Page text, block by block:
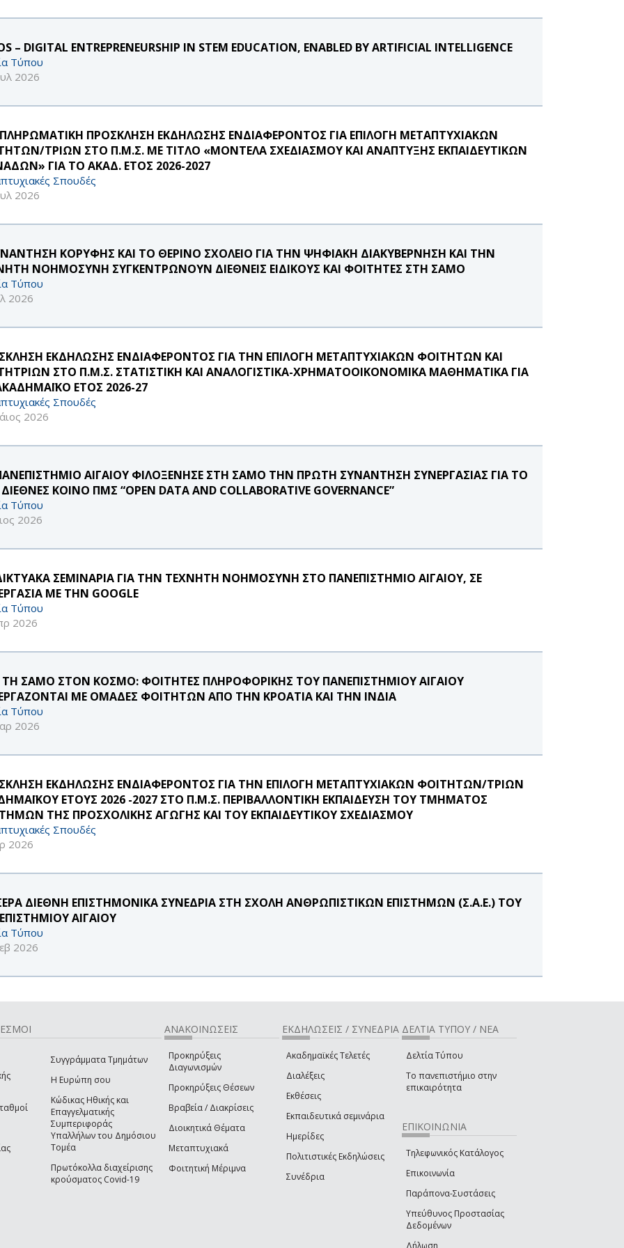
– DIGITAL ENTREPRENEURSHIP IN STEM EDUCATION, ENABLED BY ARTIFICIAL INTELLIGENCE
Τύπου
2026
ΠΡΟΣΚΛΗΣΗ ΕΚΔΗΛΩΣΗΣ ΕΝΔΙΑΦΕΡΟΝΤΟΣ ΓΙΑ ΕΠΙΛΟΓΗ ΜΕΤΑΠΤΥΧΙΑΚΩΝ
ΤΡΙΩΝ ΣΤΟ Π.Μ.Σ. ΜΕ ΤΙΤΛΟ «ΜΟΝΤΕΛΑ ΣΧΕΔΙΑΣΜΟΥ ΚΑΙ ΑΝΑΠΤΥΞΗΣ ΕΚΠΑΙΔΕΥΤΙΚΩΝ
ΓΙΑ ΤΟ ΑΚΑΔ. ΕΤΟΣ 2026-2027
Σπουδές
2026
ΚΟΡΥΦΗΣ ΚΑΙ ΤΟ ΘΕΡΙΝΟ ΣΧΟΛΕΙΟ ΓΙΑ ΤΗΝ ΨΗΦΙΑΚΗ ΔΙΑΚΥΒΕΡΝΗΣΗ ΚΑΙ ΤΗΝ
ΝΟΗΜΟΣΥΝΗ ΣΥΓΚΕΝΤΡΩΝΟΥΝ ΔΙΕΘΝΕΙΣ ΕΙΔΙΚΟΥΣ ΚΑΙ ΦΟΙΤΗΤΕΣ ΣΤΗ ΣΑΜΟ
Τύπου
2026
ΕΚΔΗΛΩΣΗΣ ΕΝΔΙΑΦΕΡΟΝΤΟΣ ΓΙΑ ΤΗΝ ΕΠΙΛΟΓΗ ΜΕΤΑΠΤΥΧΙΑΚΩΝ ΦΟΙΤΗΤΩΝ ΚΑΙ
ΣΤΟ Π.Μ.Σ. ΣΤΑΤΙΣΤΙΚΗ ΚΑΙ ΑΝΑΛΟΓΙΣΤΙΚΑ-ΧΡΗΜΑΤΟΟΙΚΟΝΟΜΙΚΑ ΜΑΘΗΜΑΤΙΚΑ ΓΙΑ
ΕΤΟΣ 2026-27
Σπουδές
2026
ΑΙΓΑΙΟΥ ΦΙΛΟΞΕΝΗΣΕ ΣΤΗ ΣΑΜΟ ΤΗΝ ΠΡΩΤΗ ΣΥΝΑΝΤΗΣΗ ΣΥΝΕΡΓΑΣΙΑΣ ΓΙΑ ΤΟ
ΚΟΙΝΟ ΠΜΣ “OPEN DATA AND COLLABORATIVE GOVERNANCE”
Τύπου
2026
ΣΕΜΙΝΑΡΙΑ ΓΙΑ ΤΗΝ ΤΕΧΝΗΤΗ ΝΟΗΜΟΣΥΝΗ ΣΤΟ ΠΑΝΕΠΙΣΤΗΜΙΟ ΑΙΓΑΙΟΥ, ΣΕ
ΜΕ ΤΗΝ GOOGLE
Τύπου
2026
ΣΑΜΟ ΣΤΟΝ ΚΟΣΜΟ: ΦΟΙΤΗΤΕΣ ΠΛΗΡΟΦΟΡΙΚΗΣ ΤΟΥ ΠΑΝΕΠΙΣΤΗΜΙΟΥ ΑΙΓΑΙΟΥ
ΜΕ ΟΜΑΔΕΣ ΦΟΙΤΗΤΩΝ ΑΠΟ ΤΗΝ ΚΡΟΑΤΙΑ ΚΑΙ ΤΗΝ ΙΝΔΙΑ
Τύπου
2026
ΕΚΔΗΛΩΣΗΣ ΕΝΔΙΑΦΕΡΟΝΤΟΣ ΓΙΑ ΤΗΝ ΕΠΙΛΟΓΗ ΜΕΤΑΠΤΥΧΙΑΚΩΝ ΦΟΙΤΗΤΩΝ/ΤΡΙΩΝ
ΕΤΟΥΣ 2026 -2027 ΣΤΟ Π.Μ.Σ. ΠΕΡΙΒΑΛΛΟΝΤΙΚΗ ΕΚΠΑΙΔΕΥΣΗ ΤΟΥ ΤΜΗΜΑΤΟΣ
ΤΗΣ ΠΡΟΣΧΟΛΙΚΗΣ ΑΓΩΓΗΣ ΚΑΙ ΤΟΥ ΕΚΠΑΙΔΕΥΤΙΚΟΥ ΣΧΕΔΙΑΣΜΟΥ
Σπουδές
2026
ΔΙΕΘΝΗ ΕΠΙΣΤΗΜΟΝΙΚΑ ΣΥΝΕΔΡΙΑ ΣΤΗ ΣΧΟΛΗ ΑΝΘΡΩΠΙΣΤΙΚΩΝ ΕΠΙΣΤΗΜΩΝ (Σ.Α.Ε.) ΤΟΥ
ΑΙΓΑΙΟΥ
Τύπου
2026
Συγγράμματα Τμημάτων
Η Ευρώπη σου
Κώδικας Ηθικής και
Επαγγελματικής
Συμπεριφοράς
Υπαλλήλων του Δημόσιου
Τομέα
Πρωτόκολλα διαχείρισης
κρούσματος Covid-19
ΑΝΑΚΟΙΝΩΣΕΙΣ
Προκηρύξεις
Διαγωνισμών
Προκηρύξεις Θέσεων
Βραβεία / Διακρίσεις
Διοικητικά Θέματα
Μεταπτυχιακά
Φοιτητική Μέριμνα
ΕΚΔΗΛΩΣΕΙΣ / ΣΥΝΕΔΡΙΑ
Ακαδημαϊκές Τελετές
Διαλέξεις
Εκθέσεις
Εκπαιδευτικά σεμινάρια
Ημερίδες
Πολιτιστικές Εκδηλώσεις
Συνέδρια
ΔΕΛΤΙΑ ΤΥΠΟΥ / ΝΕΑ
Δελτία Τύπου
Το πανεπιστήμιο στην
επικαιρότητα
ΕΠΙΚΟΙΝΩΝΙΑ
Τηλεφωνικός Κατάλογος
Επικοινωνία
Παράπονα-Συστάσεις
Υπεύθυνος Προστασίας
Δεδομένων
Δήλωση